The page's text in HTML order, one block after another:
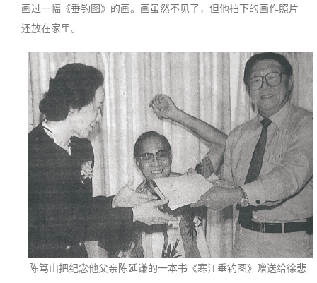
画过一幅《垂钓图》的画。画虽然不见了，但他拍下的画作照片
还放在家里。
陈笃山把纪念他父亲陈延谦的一本书《寒江垂钓图》赠送给徐悲